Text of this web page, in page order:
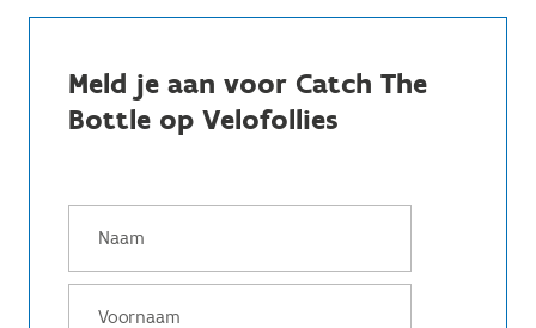
Meld je aan voor Catch The
Bottle op Velofollies